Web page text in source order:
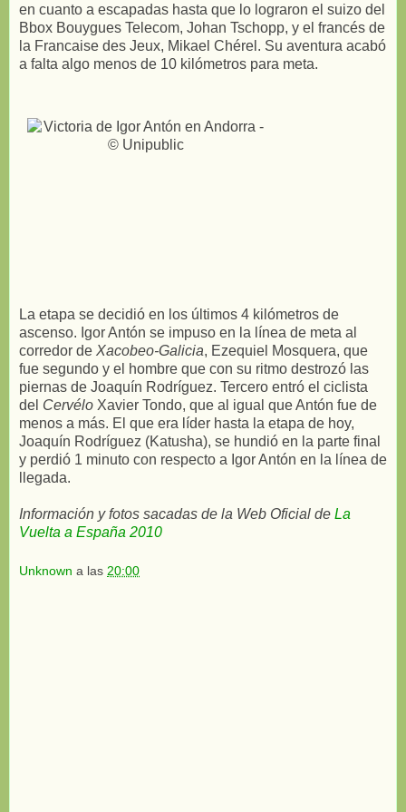
en cuanto a escapadas hasta que lo lograron el suizo del
Bbox Bouygues Telecom, Johan Tschopp, y el francés de
la Francaise des Jeux, Mikael Chérel. Su aventura acabó
a falta algo menos de 10 kilómetros para meta.
La etapa se decidió en los últimos 4 kilómetros de
ascenso. Igor Antón se impuso en la línea de meta al
corredor de Xacobeo-Galicia, Ezequiel Mosquera, que
fue segundo y el hombre que con su ritmo destrozó las
piernas de Joaquín Rodríguez. Tercero entró el ciclista
del Cervélo Xavier Tondo, que al igual que Antón fue de
menos a más. El que era líder hasta la etapa de hoy,
Joaquín Rodríguez (Katusha), se hundió en la parte final
y perdió 1 minuto con respecto a Igor Antón en la línea de
llegada.
Información y fotos sacadas de la Web Oficial de La
Vuelta a España 2010
Unknown a las 20:00